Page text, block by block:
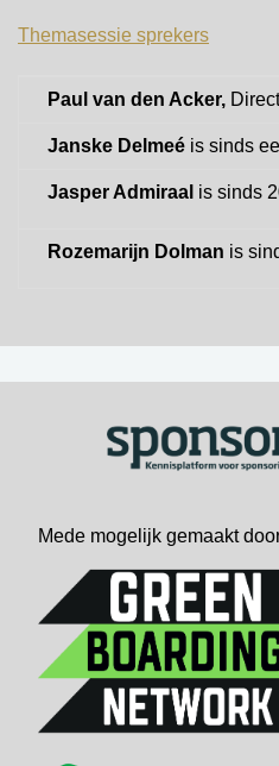
Themasessie sprekers
Paul van den Acker,
Janske Delmeé is sinds
Jasper Admiraal is sinds
Rozemarijn Dolman is
Mede mogelijk gemaakt